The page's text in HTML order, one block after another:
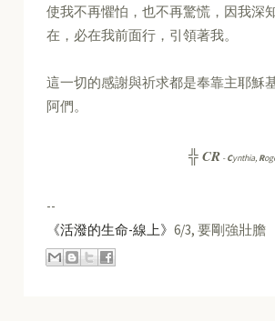
使我不再懼怕，也不再驚慌，因我深
在，必在我前面行，引領著我。
這一切的感謝與祈求都是奉靠主耶穌
阿們。
╬CR -Cynthia, R
--
《活潑的生命-線上》6/3, 要剛強壯膽